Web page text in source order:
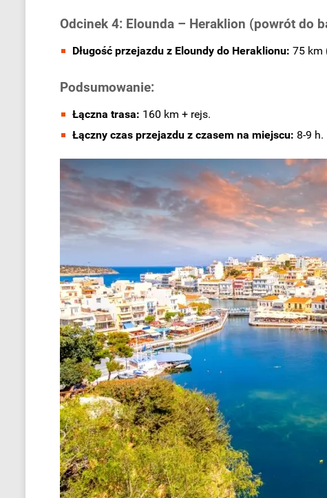
Odcinek 4: Elounda – Heraklion (powrót do
Długość przejazdu z Eloundy do Heraklionu: 75 km
Podsumowanie:
Łączna trasa: 160 km + rejs.
Łączny czas przejazdu z czasem na miejscu: 8-9 h.